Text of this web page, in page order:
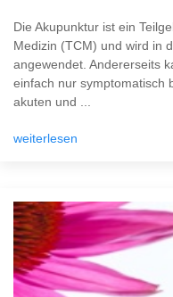
Die Akupunktur ist ein
Medizin (TCM) und wird in
angewendet. Andererseits
einfach nur symptomatisch
akuten und ...
weiterlesen